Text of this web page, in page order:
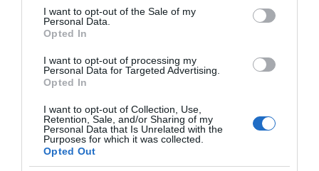
consent section.
I want to opt-out of the Sale of my
Personal Data.
Opted In
I want to opt-out of processing my
Personal Data for Targeted Advertising.
Opted In
I want to opt-out of Collection, Use,
Retention, Sale, and/or Sharing of my
Personal Data that Is Unrelated with the
Purposes for which it was collected.
Opted Out